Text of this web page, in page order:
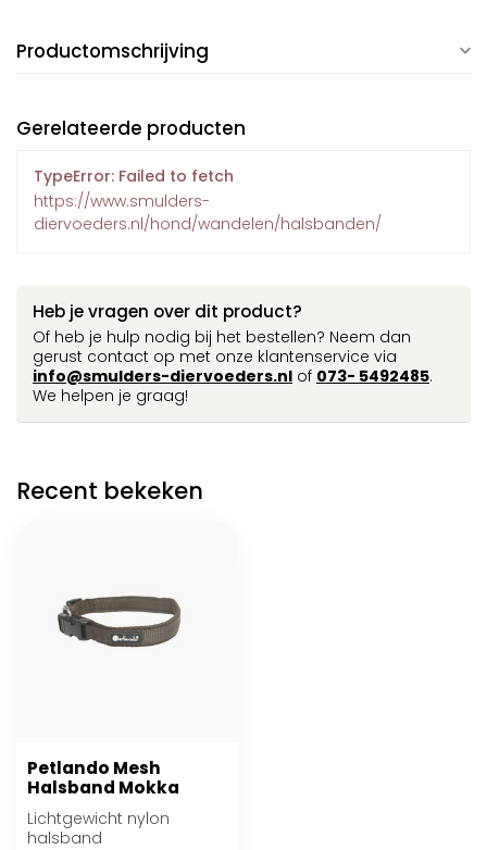
Productomschrijving
Gerelateerde producten
TypeError: Failed to fetch
https://www.smulders-
diervoeders.nl/hond/wandelen/halsbanden/
Heb je vragen over dit product?
Of heb je hulp nodig bij het bestellen? Neem dan
gerust contact op met onze klantenservice via
info@smulders-diervoeders.nl of 073- 5492485.
We helpen je graag!
Recent bekeken
Petlando Mesh
Halsband Mokka
Lichtgewicht nylon
halsband